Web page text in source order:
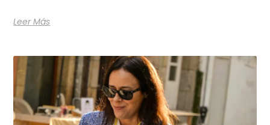
Leer Más